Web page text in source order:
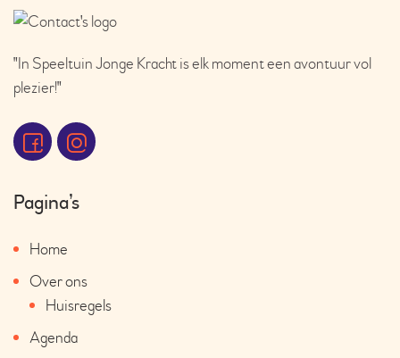
"In Speeltuin Jonge Kracht is elk moment een avontuur vol
plezier!"
Pagina’s
Home
Over ons
Huisregels
Agenda